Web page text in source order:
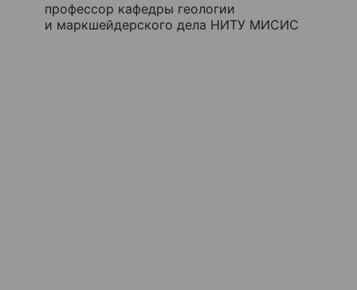
профессор кафедры геологии
и маркшейдерского дела НИТУ МИСИС